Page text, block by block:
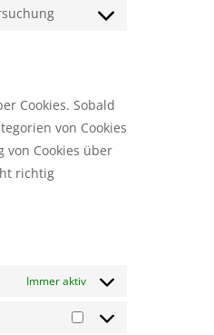
wordpress
service
Consent
Cookies. Sobald
von Cookies
von Cookies über
richtig
Immer aktiv
Marketing